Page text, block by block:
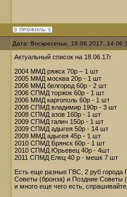
Дата: Воскресенье, 18.06.2017,
Актуальный список на 18.06.17г
2004 ММД ряжск 70р – 1 шт
2005 ММД москва 20р - 1 шт
2006 ММД белгород 60р - 2 шт
2006 СПМД торжок 60р - 1 шт
2006 ММД каргополь 60р - 1 шт
2008 СПМД владимир 190р - 3 шт
2008 СПМД азов 160р - 1 шт
2009 СПМД галич 150р - 1 шт
2009 СПМД адыгея 50р - 14 шт
2009 ММД адыгея 45р - 1 шт
2010 СПМД Брянск 60р - 1 шт
2010 СПМД Юрьевец 40р - 4шт
2011 СПМД Елец 40 р - мешк 7 шт
Есть еще разные ГВС, 2 руб
Советы (бронза) и Поздние Советы
и много еще чего есть,